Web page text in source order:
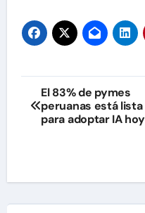
Navegación
de
El 83% de pymes
peruanas está lista
para adoptar IA hoy